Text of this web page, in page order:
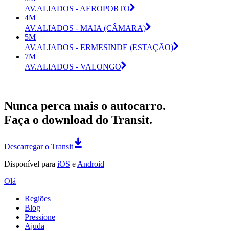
AV.ALIADOS - AEROPORTO
4M
AV.ALIADOS - MAIA (CÂMARA)
5M
AV.ALIADOS - ERMESINDE (ESTAÇÃO)
7M
AV.ALIADOS - VALONGO
Nunca perca mais o autocarro.
Faça o download do Transit.
Descarregar o Transit
Disponível para iOS e Android
Olá
Regiões
Blog
Pressione
Ajuda